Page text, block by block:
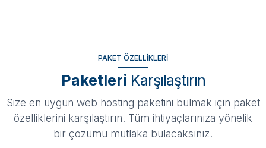
PAKET ÖZELLIKLERI
Paketleri Karşılaştırın
Size en uygun web hosting paketini bulmak için paket
özelliklerini karşılaştırın. Tüm ihtiyaçlarınıza yönelik
bir çözümü mutlaka bulacaksınız.